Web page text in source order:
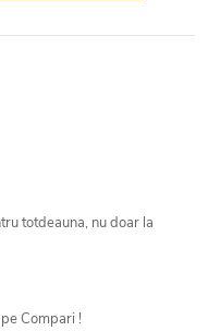
totdeauna, nu doar la
Compari !